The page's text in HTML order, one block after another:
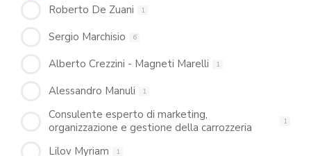
Roberto De Zuani 1
Sergio Marchisio 6
Alberto Crezzini - Magneti Marelli 1
Alessandro Manuli 1
Consulente esperto di marketing,
organizzazione e gestione della carrozzeria
1
Lilov Myriam 1